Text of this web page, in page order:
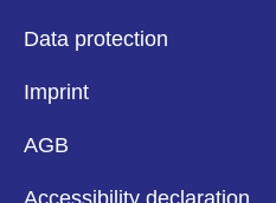
Data protection
Imprint
AGB